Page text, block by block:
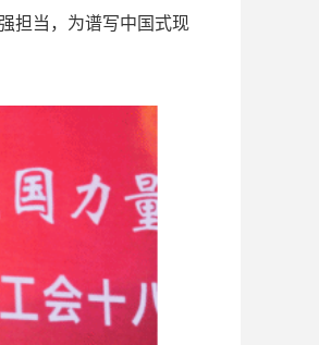
担当，为谱写中国式现